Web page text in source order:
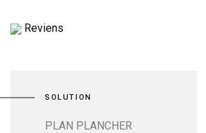
Reviens
SOLUTION
PLAN PLANCHER